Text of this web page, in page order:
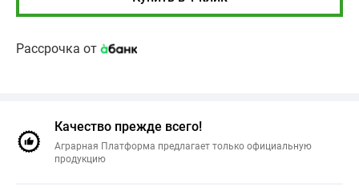
Рассрочка от
Качество прежде всего!
Аграрная Платформа предлагает только официальную
продукцию